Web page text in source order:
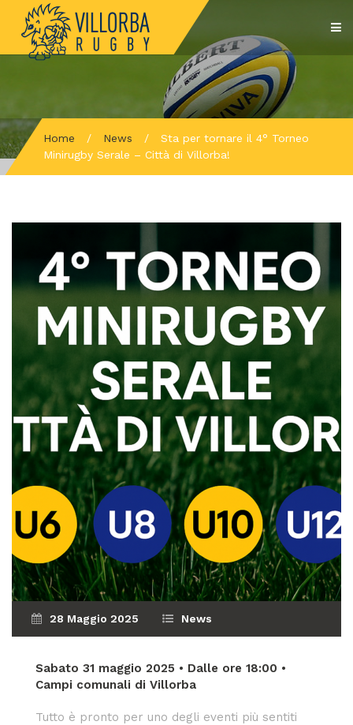
Home / News /
Sta per tornare il 4° Torneo
Minirugby Serale – Città di Villorba!
28 Maggio 2025 News
Sabato 31 maggio 2025 • Dalle ore 18:00 •
Campi comunali di Villorba
Tutto è pronto per uno degli eventi più sentiti